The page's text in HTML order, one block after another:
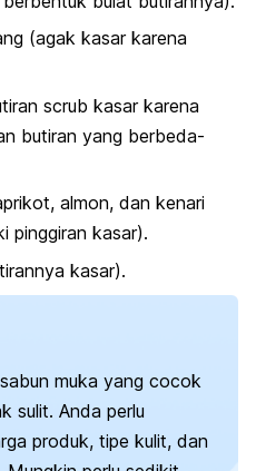
(agak kasar karena
scrub kasar karena
butiran yang berbeda-
almon, dan kenari
pinggiran kasar).
kasar).
muka yang cocok
sulit. Anda perlu
produk, tipe kulit, dan